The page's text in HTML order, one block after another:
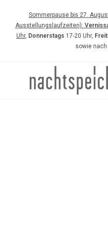
Sommerpause bis 27.
Ausstellungslaufzeiten):
Uhr, Donnerstags 17-20 Uhr,
sowie nach